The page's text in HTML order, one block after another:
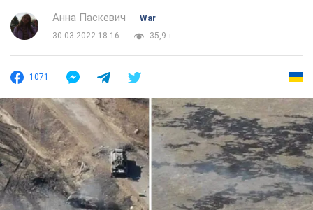
Анна Паскевич
War
30.03.2022 18:16
35,9 т.
1071